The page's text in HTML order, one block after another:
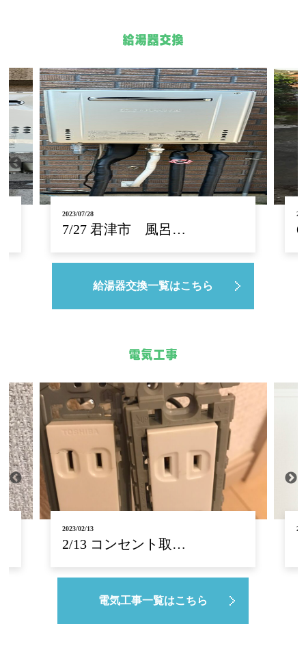
給湯器交換
2023/06/16
6/13 給水給湯配管…
給湯器交換一覧はこちら
電気工事
2023/02/10
電気工事なら君津市の合…
電気工事一覧はこちら